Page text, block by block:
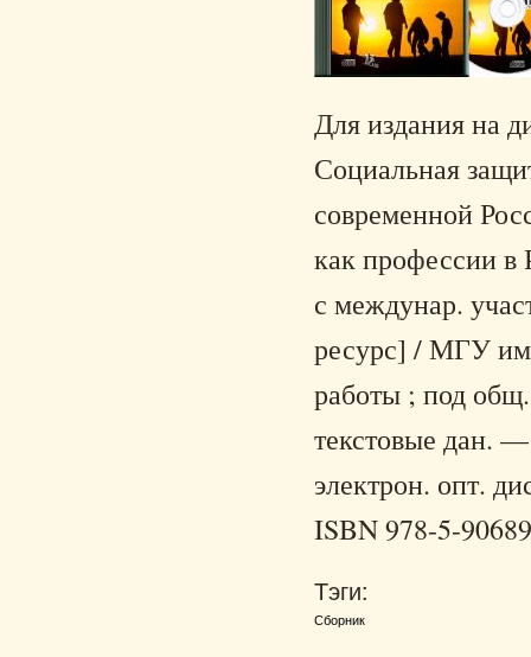
Для издания на
Социальная
современной
как профессии в
с междунар.
ресурс] / МГУ
работы ; под
текстовые дан.
электрон. опт.
ISBN 978-5-
Тэги:
Сборник